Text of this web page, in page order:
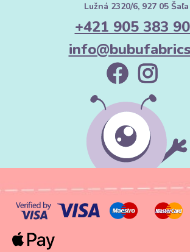
Lužná 2320/6, 927 05 Šaľa
+421 905 383